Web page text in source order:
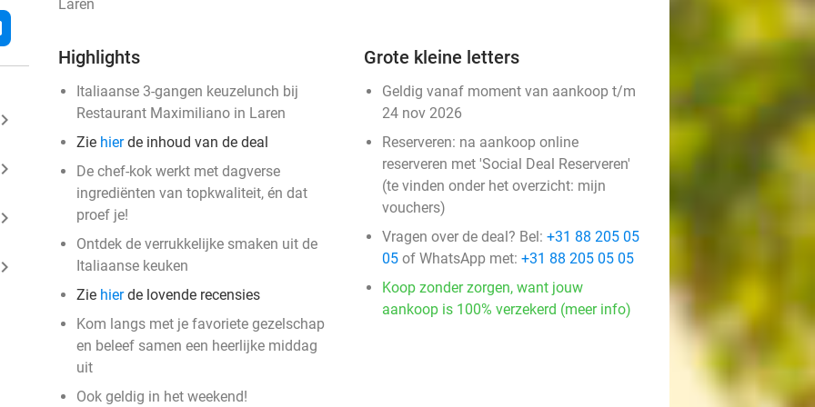
keyboard_arrow_right
keyboard_arrow_right
keyboard_arrow_right
keyboard_arrow_right
Laren
Highlights
Italiaanse 3-gangen keuzelunch bij
Restaurant Maximiliano in Laren
Zie hierde inhoud van de deal
De chef-kok werkt met dagverse
ingrediënten van topkwaliteit, én dat
proef je!
Ontdek de verrukkelijke smaken uit de
Italiaanse keuken
Zie hierde lovende recensies
Kom langs met je favoriete gezelschap
en beleef samen een heerlijke middag
uit
Ook geldig in het weekend!
Grote kleine letters
Geldig vanaf moment van aankoop t/m
24 nov 2026
Reserveren: na aankoop online
reserveren met 'Social Deal Reserveren'
(te vinden onder het overzicht: mijn
vouchers)
Vragen over de deal? Bel: +31 88 205 05
05 of WhatsApp met: +31 88 205 05 05
Koop zonder zorgen, want jouw
aankoop is 100% verzekerd (meer info)